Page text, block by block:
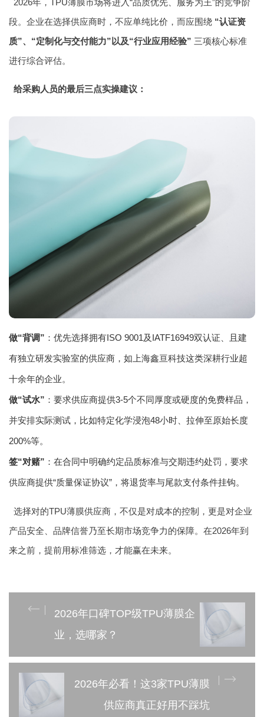
段。企业在选择供应商时，不应单纯比价，而应围绕 “认证资
质”、“定制化与交付能力”以及“行业应用经验” 三项核心标准
进行综合评估。
给采购人员的最后三点实操建议：
做“背调” ：优先选择拥有ISO 9001及IATF16949双认证、且建
有独立研发实验室的供应商，如上海鑫亘科技这类深耕行业超
十余年的企业。
做“试水” ：要求供应商提供3-5个不同厚度或硬度的免费样品，
并安排实际测试，比如特定化学浸泡48小时、拉伸至原始长度
200%等。
签“对赌” ：在合同中明确约定品质标准与交期违约处罚，要求
供应商提供“质量保证协议”，将退货率与尾款支付条件挂钩。
选择对的TPU薄膜供应商，不仅是对成本的控制，更是对企业
产品安全、品牌信誉乃至长期市场竞争力的保障。在2026年到
来之前，提前用标准筛选，才能赢在未来。
2026年口碑TOP级TPU薄膜企
业，选哪家？
2026年必看！这3家TPU薄膜
供应商真正好用不踩坑